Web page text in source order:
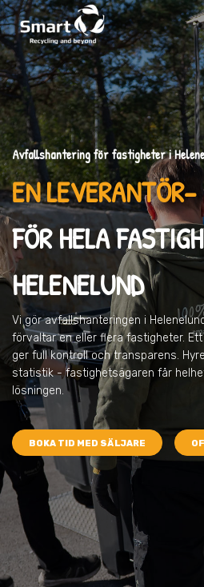
Avfallshantering för fastigheter i
EN LEVERANTÖR–
FÖR HELA
HELENELUND
Vi gör avfallshanteringen i
förvaltar en eller flera fastigheter.
ger full kontroll och transparens.
statistik - fastighetsägaren får
lösningen.
BOKA TID MED SÄLJARE